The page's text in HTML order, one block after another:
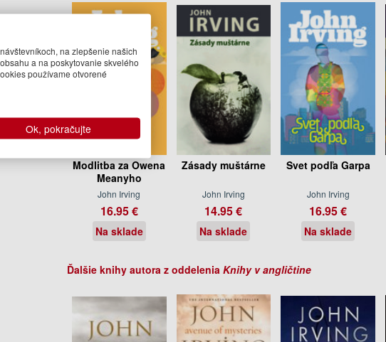
Modlitba za Owena
Meanyho
John Irving
16.95 €
Na sklade
Zásady muštárne
John Irving
14.95 €
Na sklade
Svet podľa Garpa
John Irving
16.95 €
Na sklade
Ďalšie knihy autora z oddelenia Knihy v angličtine
na zlepšenie našich
a na poskytovanie skvelého
používame otvorené
Ok, pokračujte